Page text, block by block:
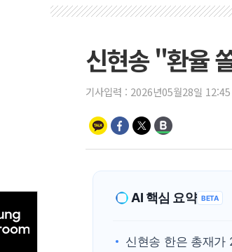
신현송 "환율
기사입력 : 2026년05월28일 12:45
AI 핵심 요약 BETA
신현송 한은 총재가